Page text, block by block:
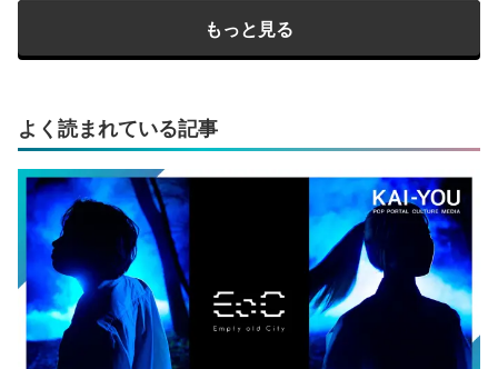
もっと見る
よく読まれている記事